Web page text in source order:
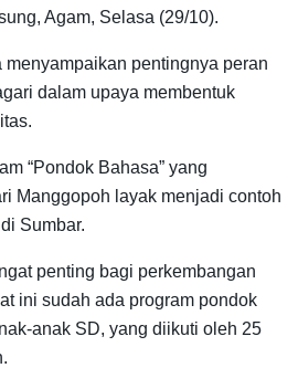
Agam, Selasa (29/10).
pentingnya peran
dalam upaya membentuk
“Pondok Bahasa” yang
Manggopoh layak menjadi contoh
Sumbar.
penting bagi perkembangan
ini sudah ada program pondok
anak SD, yang diikuti oleh 25